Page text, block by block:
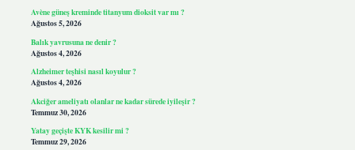
Avène güneş kreminde titanyum dioksit var mı ?
Ağustos 5, 2026
Balık yavrusuna ne denir ?
Ağustos 4, 2026
Alzheimer teşhisi nasıl koyulur ?
Ağustos 4, 2026
Akciğer ameliyatı olanlar ne kadar sürede iyileşir ?
Temmuz 30, 2026
Yatay geçişte KYK kesilir mi ?
Temmuz 29, 2026